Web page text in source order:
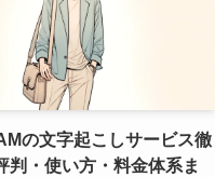
の文字起こしサービス徹
判・使い方・料金体系ま